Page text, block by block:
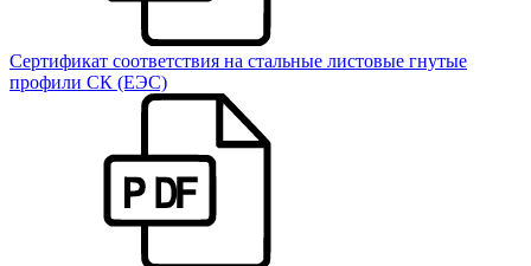
Сертификат соответствия на стальные листовые гнутые
профили СК (ЕЭС)